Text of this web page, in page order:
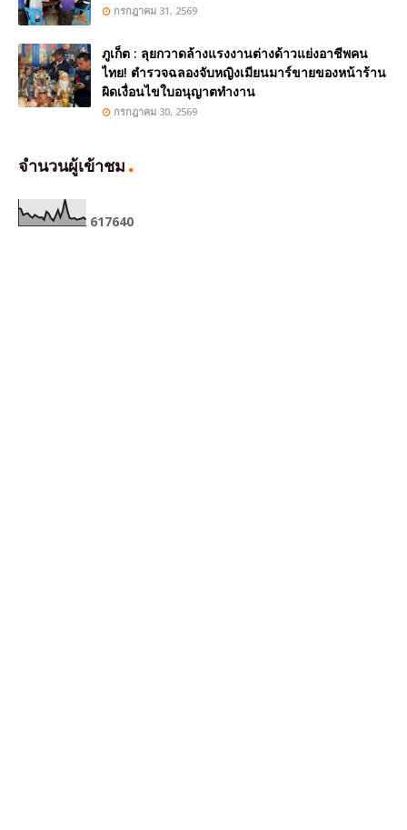
กรกฎาคม 31, 2569
ภูเก็ต : ลุยกวาดล้างแรงงานต่างด้าวแย่งอาชีพคน
ไทย! ตำรวจฉลองจับหญิงเมียนมาร์ขายของหน้าร้าน
ผิดเงื่อนไขใบอนุญาตทำงาน
กรกฎาคม 30, 2569
จำนวนผู้เข้าชม
617640